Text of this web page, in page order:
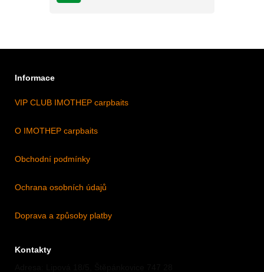
Informace
VIP CLUB IMOTHEP carpbaits
O IMOTHEP carpbaits
Obchodní podmínky
Ochrana osobních údajů
Doprava a způsoby platby
Kontakty